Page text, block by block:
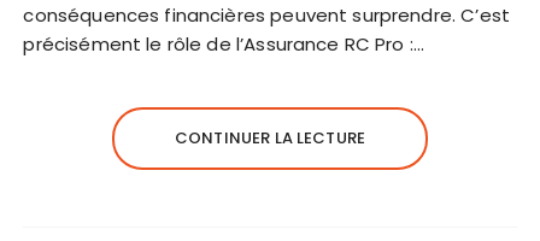
conséquences financières peuvent surprendre. C’est
précisément le rôle de l’Assurance RC Pro :…
CONTINUER LA LECTURE